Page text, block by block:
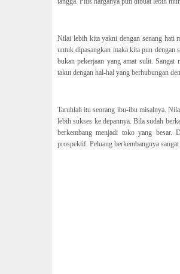
Nilai lebih kita yakni dengan senang hati
untuk dipasangkan maka kita pun dengan
bukan pekerjaan yang amat sulit.
takut dengan hal-hal yang berhubungan
Taruhlah itu seorang ibu-ibu misalnya.
lebih sukses ke depannya. Bila sudah
berkembang menjadi toko yang besar.
prospektif. Peluang berkembangnya